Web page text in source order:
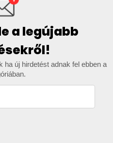
a legújabb
ha új hirdetést adnak fel ebben a